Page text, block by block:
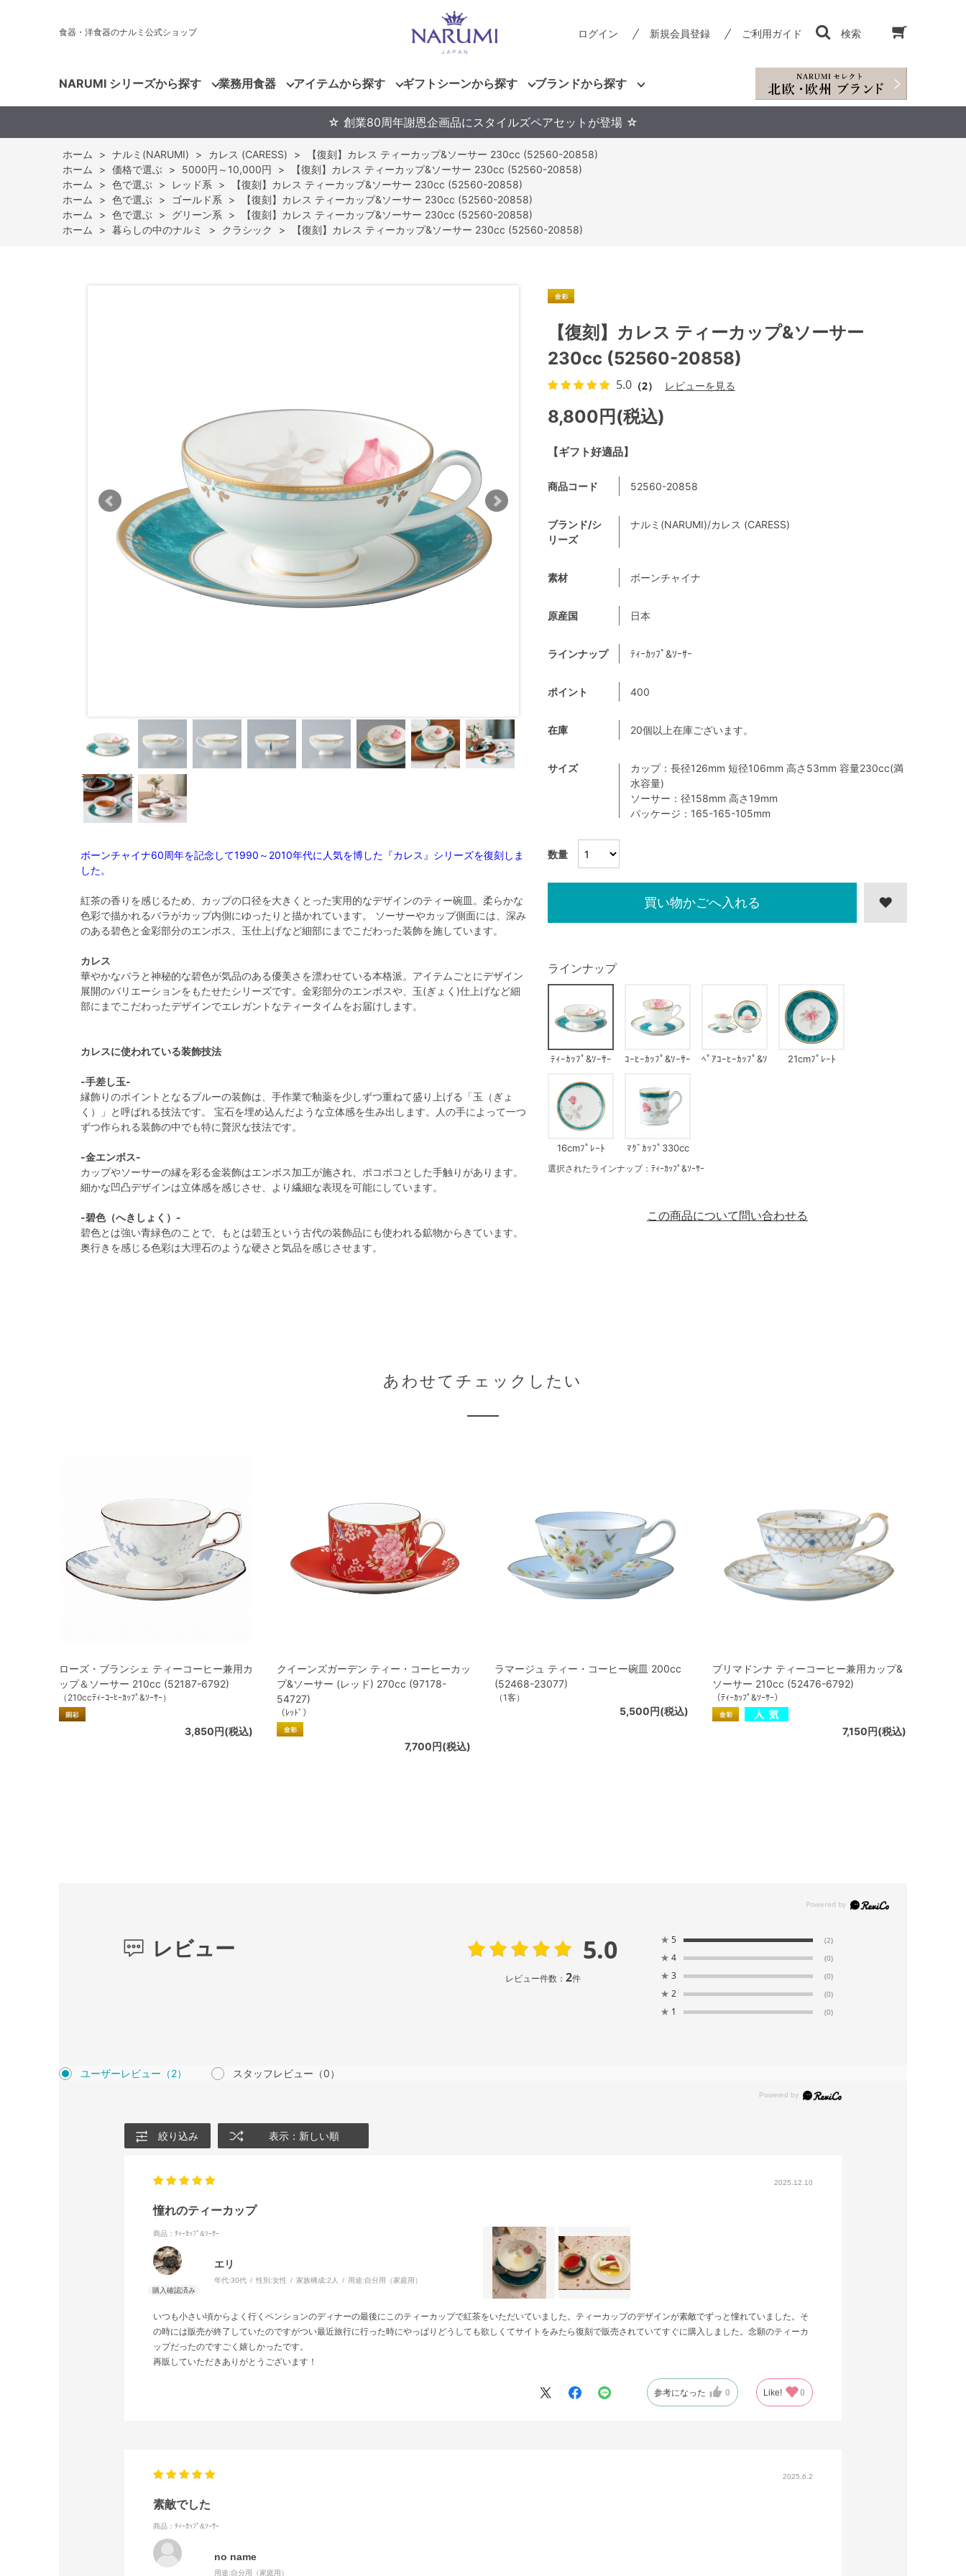
食器・洋食器のナルミ公式ショップ ログイン 新規会員登録 ご利用ガイド 検索
NARUMI シリーズから探す 業務用食器 アイテムから探す ギフトシーンから探す ブランドから探す
☆ 創業80周年謝恩企画品にスタイルズペアセットが登場 ☆
ホーム > ナルミ(NARUMI) > カレス (CARESS) >
【復刻】カレス ティーカップ&ソーサー 230cc (52560-20858)
ホーム
> 価格で選ぶ > 5000円～10,000円 >
【復刻】カレス ティーカップ&ソーサー 230cc (52560-20858)
ホーム
> 色で選ぶ > レッド系 >
【復刻】カレス ティーカップ&ソーサー 230cc (52560-20858)
ホーム
> 色で選ぶ > ゴールド系 >
【復刻】カレス ティーカップ&ソーサー 230cc (52560-20858)
ホーム
> 色で選ぶ > グリーン系 >
【復刻】カレス ティーカップ&ソーサー 230cc (52560-20858)
ホーム
> 暮らしの中のナルミ > クラシック > 【復刻】カレス ティーカップ&ソーサー 230cc (52560-20858)
ﾃｨｰｶｯﾌﾟ&ｿｰｻｰ
ボーンチャイナ60周年を記念して1990～2010年代に人気を博した『カレス』シリーズを復刻しま
した。
紅茶の香りを感じるため、カップの口径を大きくとった実用的なデザインのティー碗皿。柔らかな
色彩で描かれるバラがカップ内側にゆったりと描かれています。 ソーサーやカップ側面には、深み
のある碧色と金彩部分のエンボス、玉仕上げなど細部にまでこだわった装飾を施しています。
カレス
華やかなバラと神秘的な碧色が気品のある優美さを漂わせている本格派。アイテムごとにデザイン
展開のバリエーションをもたせたシリーズです。金彩部分のエンボスや、玉(ぎょく)仕上げなど細
部にまでこだわったデザインでエレガントなティータイムをお届けします。
カレスに使われている装飾技法
-手差し玉-
縁飾りのポイントとなるブルーの装飾は、手作業で釉薬を少しずつ重ねて盛り上げる「玉（ぎょ
く）」と呼ばれる技法です。 宝石を埋め込んだような立体感を生み出します。人の手によって一つ
ずつ作られる装飾の中でも特に贅沢な技法です。
-金エンボス-
カップやソーサーの縁を彩る金装飾はエンボス加工が施され、ポコポコとした手触りがあります。
細かな凹凸デザインは立体感を感じさせ、より繊細な表現を可能にしています。
-碧色（へきしょく）-
碧色とは強い青緑色のことで、もとは碧玉という古代の装飾品にも使われる鉱物からきています。
奥行きを感じる色彩は大理石のような硬さと気品を感じさせます。
【ギフト好適品】
【復刻】カレス ティーカップ&ソーサー
230cc (52560-20858)
5.0 （2） レビューを見る
8,800円(税込)
数量
商品コード 52560-20858
ブランド/シ
リーズ
ナルミ(NARUMI)/カレス (CARESS)
素材 ボーンチャイナ
原産国 日本
ラインナップ ﾃｨｰｶｯﾌﾟ&ｿｰｻｰ
ポイント 400
在庫 20個以上在庫ございます。
サイズ
カップ：長径126mm 短径106mm 高さ53mm 容量230cc(満
水容量)
ソーサー：径158mm 高さ19mm
パッケージ：165-165-105mm
ラインナップ
ﾃｨｰｶｯﾌﾟ&ｿｰｻｰ ｺｰﾋｰｶｯﾌﾟ&ｿｰｻｰ
ﾍﾟｱｺｰﾋｰｶｯﾌﾟ&ｿ
21cmﾌﾟﾚｰﾄ
16cmﾌﾟﾚｰﾄ ﾏｸﾞｶｯﾌﾟ330cc
選択されたラインナップ：ﾃｨｰｶｯﾌﾟ&ｿｰｻｰ
買い物かごへ入れる
この商品について問い合わせる
あわせてチェックしたい
ローズ・ブランシェ ティーコーヒー兼用カ
ップ＆ソーサー 210cc (52187-6792)
（210ccﾃｨｰｺｰﾋｰｶｯﾌﾟ&ｿｰｻｰ）
3,850円(税込)
クイーンズガーデン ティー・コーヒーカッ
プ&ソーサー (レッド) 270cc (97178-
54727)
（ﾚｯﾄﾞ）
7,700円(税込)
ラマージュ ティー・コーヒー碗皿 200cc
(52468-23077)
（1客）
5,500円(税込)
プリマドンナ ティーコーヒー兼用カップ&
ソーサー 210cc (52476-6792)
（ﾃｨｰｶｯﾌﾟ&ｿｰｻｰ）
7,150円(税込)
レビュー 5.0
レビュー件数： 2件
★ 5 (2)
★ 4 (0)
★ 3 (0)
★ 2 (0)
★ 1 (0)
ユーザーレビュー （2） スタッフレビュー （0）
絞り込み 表示：新しい順
2025.12.10
憧れのティーカップ
商品：ﾃｨｰｶｯﾌﾟ&ｿｰｻｰ
エリ
年代:30代 性別:女性 家族構成:2人 用途:自分用（家庭用）
いつも小さい頃からよく行くペンションのディナーの最後にこのティーカップで紅茶をいただいていました。ティーカップのデザインが素敵でずっと憧れていました。そ
の時には販売が終了していたのですがつい最近旅行に行った時にやっぱりどうしても欲しくてサイトをみたら復刻で販売されていてすぐに購入しました。念願のティーカ
ップだったのですごく嬉しかったです。
再販していただきありがとうございます！
参考になった 0 Like! 0
2025.6.2
素敵でした
商品：ﾃｨｰｶｯﾌﾟ&ｿｰｻｰ
no name
用途:自分用（家庭用）